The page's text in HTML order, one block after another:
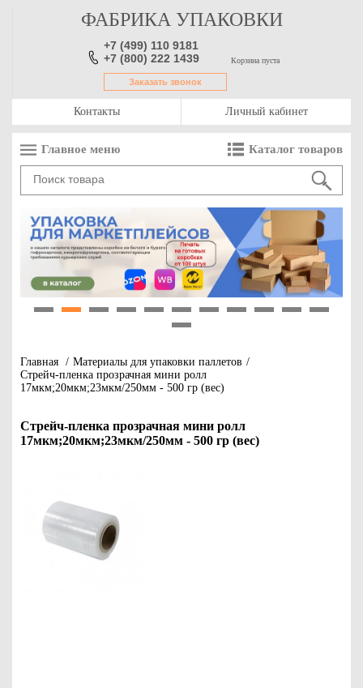
ФАБРИКА УПАКОВКИ
+7 (499) 110 9181
+7 (800) 222 1439
Заказать звонок
Корзина пуста
Контакты Личный кабинет
Главное меню Каталог товаров
Главная / Материалы для упаковки паллетов /
Стрейч-пленка прозрачная мини ролл
17мкм;20мкм;23мкм/250мм - 500 гр (вес)
Стрейч-пленка прозрачная мини ролл
17мкм;20мкм;23мкм/250мм - 500 гр (вес)